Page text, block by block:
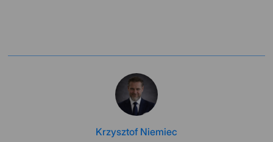
Krzysztof Niemiec